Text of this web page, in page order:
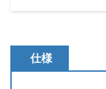
仕様